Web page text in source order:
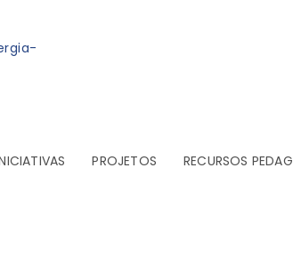
PROJETOS RECURSOS